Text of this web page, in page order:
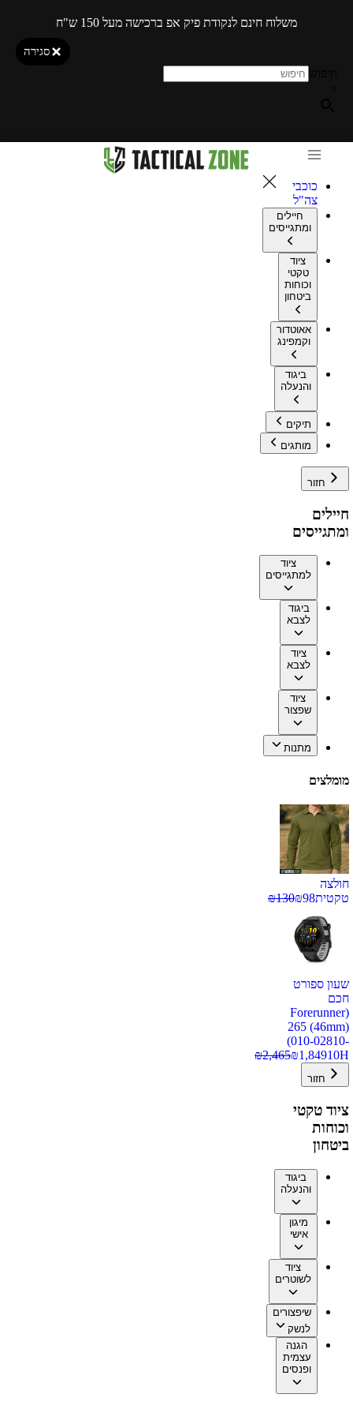
משלוח חינם לנקודת פיק אפ ברכישה מעל 150 ש"ח
סגירה
כוכבי
צה"ל
חיילים
ומתגייסים
ציוד
טקטי
וכוחות
ביטחון
אאוטדור
וקמפינג
ביגוד
והנעלה
תיקים
מותגים
חזור
חיילים
ומתגייסים
ציוד
למתגייסים
ביגוד
לצבא
ציוד
לצבא
ציוד
שפצור
מתנות
מומלצים
חולצה
טקטית
₪98
₪130
שעון ספורט
חכם
(Forerunner
265 (46mm)
(010-02810-
10H
₪1,849
₪2,465
חזור
ציוד טקטי
וכוחות
ביטחון
ביגוד
והנעלה
מיגון
אישי
ציוד
לשוטרים
שיפצורים
לנשק
הגנה
עצמית
ופנסים